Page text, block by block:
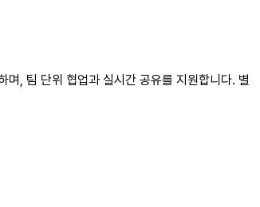
며, 팀 단위 협업과 실시간 공유를 지원합니다. 별